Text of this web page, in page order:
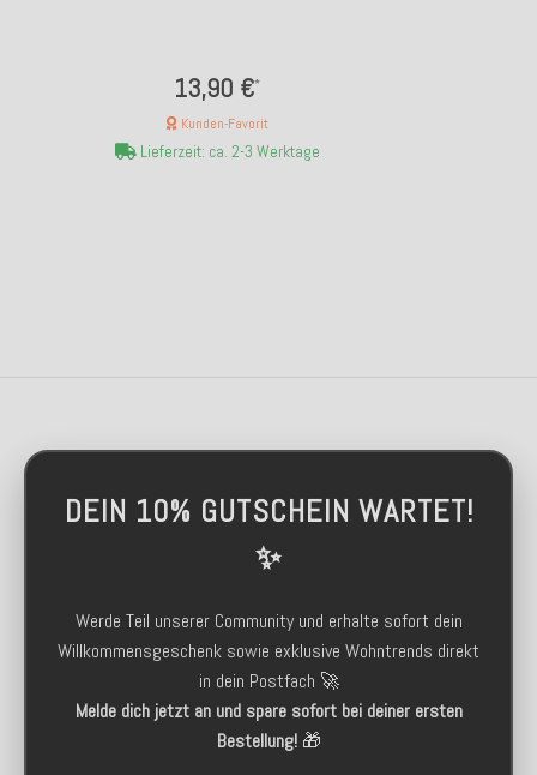
13,90 €*
Kunden-Favorit
Lieferzeit: ca. 2-3 Werktage
DEIN 10% GUTSCHEIN WARTET!
✨
Werde Teil unserer Community und erhalte sofort dein
Willkommensgeschenk sowie exklusive Wohntrends direkt
in dein Postfach 🚀
Melde dich jetzt an und spare sofort bei deiner ersten
Bestellung!🎁